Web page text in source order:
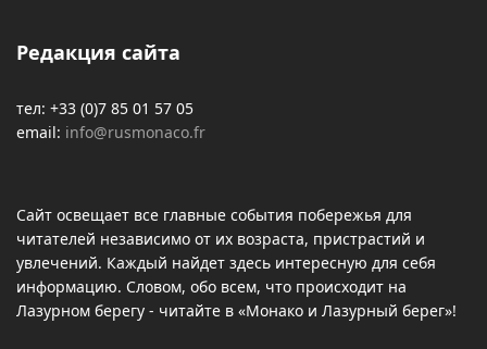
Редакция сайта
тел: +33 (0)7 85 01 57 05
email: info@rusmonaco.fr
Сайт освещает все главные события побережья для
читателей независимо от их возраста, пристрастий и
увлечений. Каждый найдет здесь интересную для себя
информацию. Словом, обо всем, что происходит на
Лазурном берегу - читайте в «Монако и Лазурный берег»!